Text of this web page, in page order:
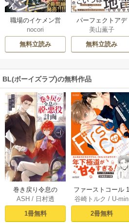
職場のイケメン営
業は理想の飼い主
様【単行本版】
nocori
無料立読み
パーフェクトアデ
ィクション
美山薫子
無料立読み
BL(ボーイズラブ)の無料作品
巻き戻り令息の
脱・悪役計画１
ASH / 日村透
1冊無料
ファーストコール 1
～童貞外科医、年
下ヤクザの嫁にさ
れそうです！～
谷崎トルク / U-min
2冊無料